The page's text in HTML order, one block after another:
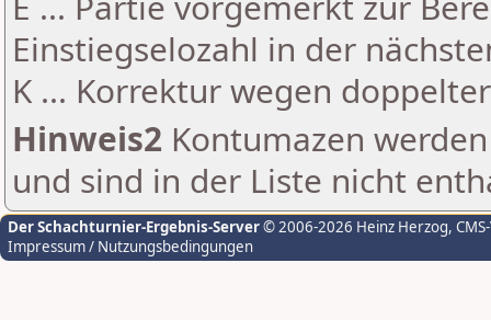
Einstiegselozahl in der
K ... Korrektur wegen
Hinweis2 Kontumazen
und sind in der Liste nicht
Der Schachturnier-Ergebnis-Server© 2006-2026 Heinz Herzog,
Impressum / Nutzungsbedingungen